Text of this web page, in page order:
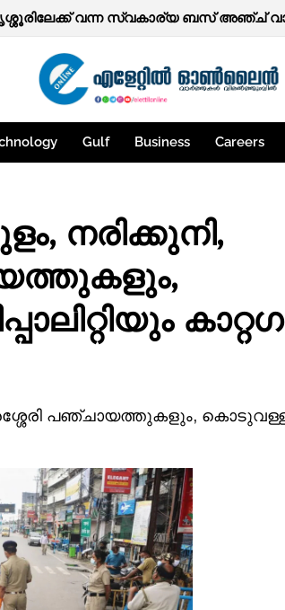
വന്ന സ്വകാര്യ ബസ് അഞ്ച്
Gulf Business Careers
നരിക്കുനി,
പഞ്ചായത്തുകളും,